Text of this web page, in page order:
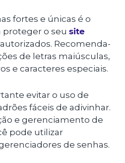
fortes e únicas é o
proteger o seu site
Recomenda-
de letras maiúsculas,
e caracteres especiais.
evitar o uso de
fáceis de adivinhar.
e gerenciamento de
pode utilizar
de senhas.